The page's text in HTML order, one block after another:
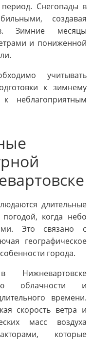
Снегопады в
создавая
Зимние месяцы
и пониженной
учитывать
к зимнему
неблагоприятным
длительные
когда небо
Это связано с
географическое
города.
Нижневартовске
облачности и
времени.
скорость ветра и
масс воздуха
которые